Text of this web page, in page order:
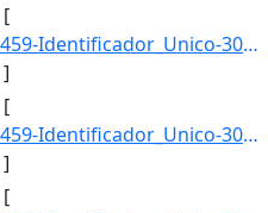
[
1200: Ano-2010-Programa-1459-Identificador_Unico-3052-Descricao-Tempo_Medio_de_Transbordo_Unitario_no_Veto]
]
[
1201: Ano-2010-Programa-1459-Identificador_Unico-3053-Descricao-Tempo_Medio_de_Percurso_no_Vetor_Logistico]
]
[